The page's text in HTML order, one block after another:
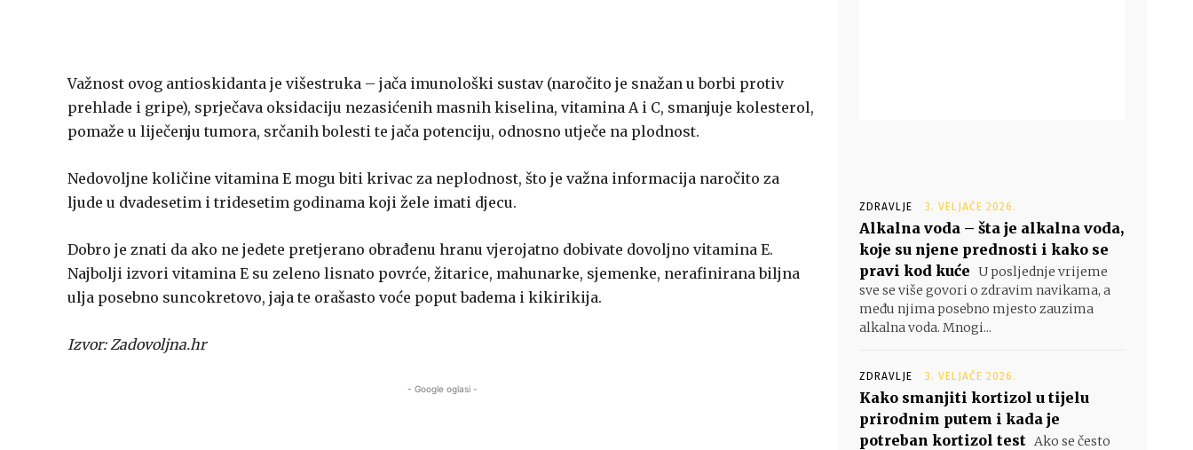
Važnost ovog antioskidanta je višestruka – jača imunološki sustav (naročito je snažan u borbi protiv
prehlade i gripe), sprječava oksidaciju nezasićenih masnih kiselina, vitamina A i C, smanjuje kolesterol,
pomaže u liječenju tumora, srčanih bolesti te jača potenciju, odnosno utječe na plodnost.
Nedovoljne količine vitamina E mogu biti krivac za neplodnost, što je važna informacija naročito za
ljude u dvadesetim i tridesetim godinama koji žele imati djecu.
Dobro je znati da ako ne jedete pretjerano obrađenu hranu vjerojatno dobivate dovoljno vitamina E.
Najbolji izvori vitamina E su zeleno lisnato povrće, žitarice, mahunarke, sjemenke, nerafinirana biljna
ulja posebno suncokretovo, jaja te orašasto voće poput badema i kikirikija.
Izvor: Zadovoljna.hr
- Google oglasi -
ZDRAVLJE 3. VELJAČE 2026.
Alkalna voda – šta je alkalna voda,
koje su njene prednosti i kako se
pravi kod kuće U posljednje vrijeme
sve se više govori o zdravim navikama, a
među njima posebno mjesto zauzima
alkalna voda. Mnogi...
ZDRAVLJE 3. VELJAČE 2026.
Kako smanjiti kortizol u tijelu
prirodnim putem i kada je
potreban kortizol test Ako se često